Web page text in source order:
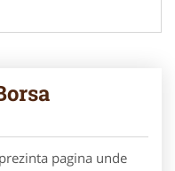
pagina unde